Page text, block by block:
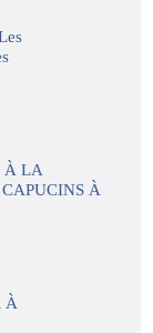
À LA
À
À